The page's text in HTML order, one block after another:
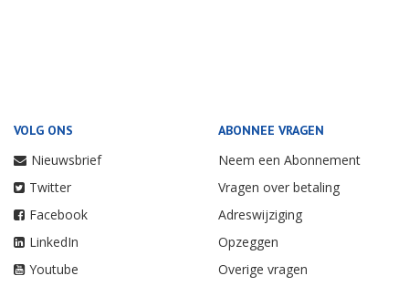
VOLG ONS
Nieuwsbrief
Twitter
Facebook
LinkedIn
Youtube
ABONNEE VRAGEN
Neem een Abonnement
Vragen over betaling
Adreswijziging
Opzeggen
Overige vragen